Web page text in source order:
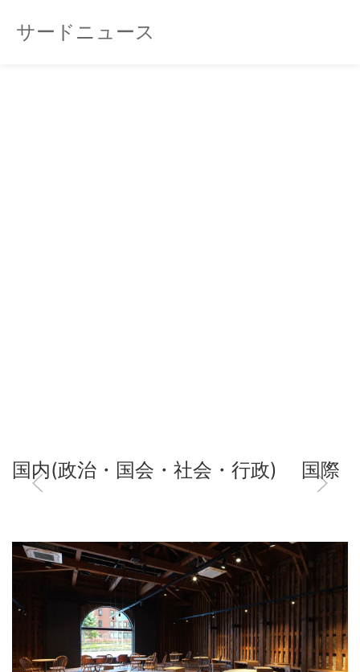
サードニュース
国内(政治・国会・社会・行政) 国際